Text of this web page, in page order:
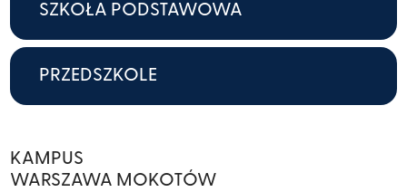
SZKOŁA PODSTAWOWA
PRZEDSZKOLE
KAMPUS
WARSZAWA MOKOTÓW